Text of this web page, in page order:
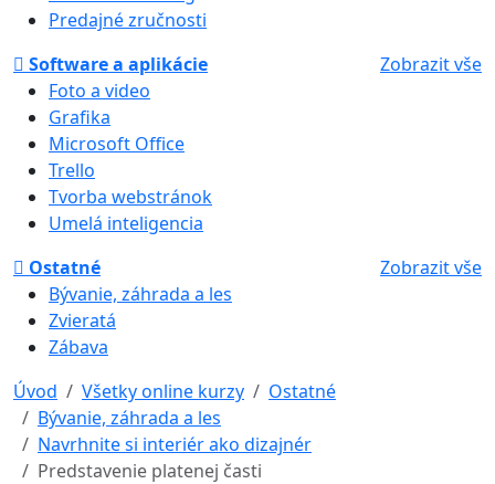
Predajné zručnosti
Software a aplikácie
Zobrazit vše
Foto a video
Grafika
Microsoft Office
Trello
Tvorba webstránok
Umelá inteligencia
Ostatné
Zobrazit vše
Bývanie, záhrada a les
Zvieratá
Zábava
Úvod
Všetky online kurzy
Ostatné
Bývanie, záhrada a les
Navrhnite si interiér ako dizajnér
Predstavenie platenej časti